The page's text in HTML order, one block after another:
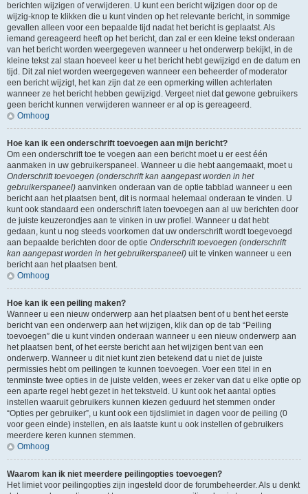
berichten wijzigen of verwijderen. U kunt een bericht wijzigen door op de
wijzig-knop te klikken die u kunt vinden op het relevante bericht, in sommige
gevallen alleen voor een bepaalde tijd nadat het bericht is geplaatst. Als
iemand gereageerd heeft op het bericht, dan zal er een kleine tekst onderaan
van het bericht worden weergegeven wanneer u het onderwerp bekijkt, in de
kleine tekst zal staan hoeveel keer u het bericht hebt gewijzigd en de datum en
tijd. Dit zal niet worden weergegeven wanneer een beheerder of moderator
een bericht wijzigt, het kan zijn dat ze een opmerking willen achterlaten
wanneer ze het bericht hebben gewijzigd. Vergeet niet dat gewone gebruikers
geen bericht kunnen verwijderen wanneer er al op is gereageerd.
Omhoog
Hoe kan ik een onderschrift toevoegen aan mijn bericht?
Om een onderschrift toe te voegen aan een bericht moet u er eest één
aanmaken in uw gebruikerspaneel. Wanneer u die hebt aangemaakt, moet u
Onderschrift toevoegen (onderschrift kan aangepast worden in het
gebruikerspaneel) aanvinken onderaan van de optie tabblad wanneer u een
bericht aan het plaatsen bent, dit is normaal helemaal onderaan te vinden. U
kunt ook standaard een onderschrift laten toevoegen aan al uw berichten door
de juiste keuzerondjes aan te vinken in uw profiel. Wanneer u dat hebt
gedaan, kunt u nog steeds voorkomen dat uw onderschrift wordt toegevoegd
aan bepaalde berichten door de optie Onderschrift toevoegen (onderschrift
kan aangepast worden in het gebruikerspaneel) uit te vinken wanneer u een
bericht aan het plaatsen bent.
Omhoog
Hoe kan ik een peiling maken?
Wanneer u een nieuw onderwerp aan het plaatsen bent of u bent het eerste
bericht van een onderwerp aan het wijzigen, klik dan op de tab “Peiling
toevoegen” die u kunt vinden onderaan wanneer u een nieuw onderwerp aan
het plaatsen bent, of het eerste bericht aan het wijzigen bent van een
onderwerp. Wanneer u dit niet kunt zien betekend dat u niet de juiste
permissies hebt om peilingen te kunnen toevoegen. Voer een titel in en
tenminste twee opties in de juiste velden, wees er zeker van dat u elke optie op
een aparte regel hebt gezet in het tekstveld. U kunt ook het aantal opties
instellen waaruit gebruikers kunnen kiezen geduurd het stemmen onder
“Opties per gebruiker”, u kunt ook een tijdslimiet in dagen voor de peiling (0
voor geen einde) instellen, en als laatste kunt u ook instellen of gebruikers
meerdere keren kunnen stemmen.
Omhoog
Waarom kan ik niet meerdere peilingopties toevoegen?
Het limiet voor peilingopties zijn ingesteld door de forumbeheerder. Als u denkt